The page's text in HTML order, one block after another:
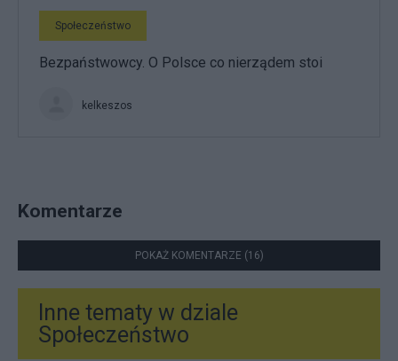
Społeczeństwo
Bezpaństwowcy. O Polsce co nierządem stoi
kelkeszos
Komentarze
POKAŻ KOMENTARZE (16)
Inne tematy w dziale
Społeczeństwo